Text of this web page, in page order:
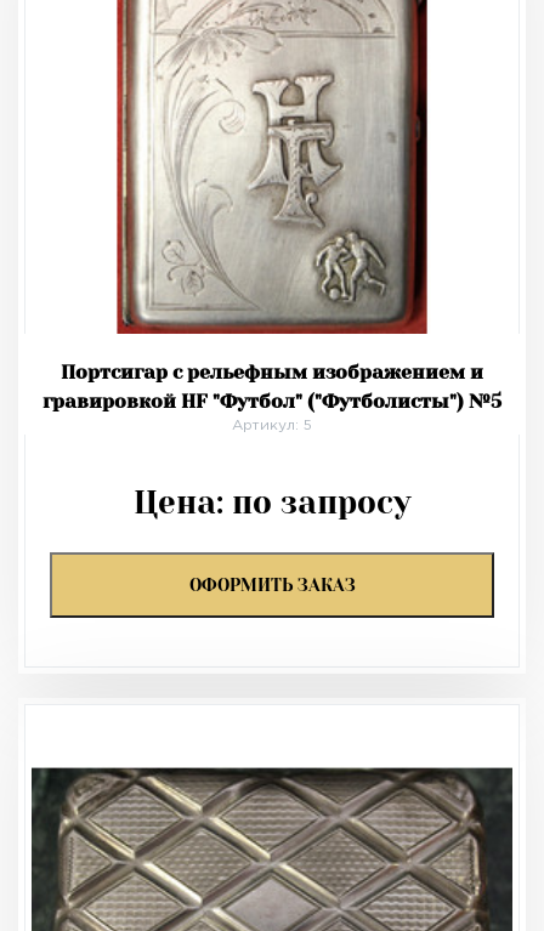
Портсигар с рельефным изображением и
гравировкой HF "Футбол" ("Футболисты") №5
Артикул: 5
Цена: по запросу
ОФОРМИТЬ ЗАКАЗ